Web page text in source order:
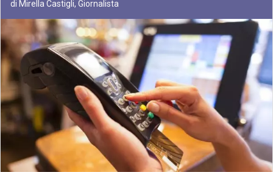
di Mirella Castigli, Giornalista